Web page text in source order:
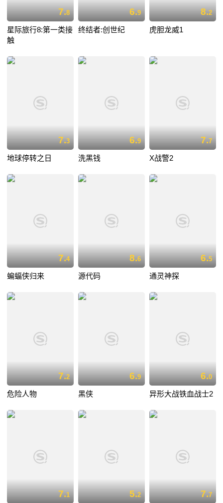
7.8
星际旅行8:第一类接
触
6.9
终结者:创世纪
8.2
虎胆龙威1
7.3
地球停转之日
6.9
洗黑钱
7.7
X战警2
7.4
蝙蝠侠归来
8.6
源代码
6.5
通灵神探
7.2
危险人物
6.9
黑侠
6.0
异形大战铁血战士2
7.1 5.2 7.7